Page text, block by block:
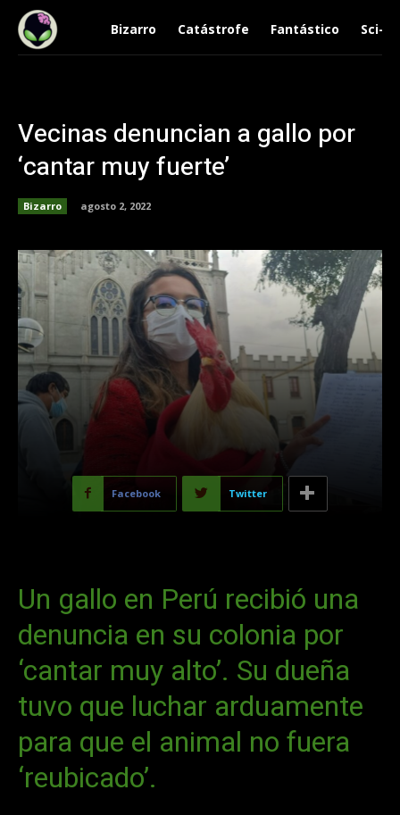
Bizarro Catástrofe Fantástico Sci-Fi
Vecinas denuncian a gallo por
‘cantar muy fuerte’
Bizarro agosto 2, 2022
Facebook Twitter
Un gallo en Perú recibió una
denuncia en su colonia por
‘cantar muy alto’. Su dueña
tuvo que luchar arduamente
para que el animal no fuera
‘reubicado’.